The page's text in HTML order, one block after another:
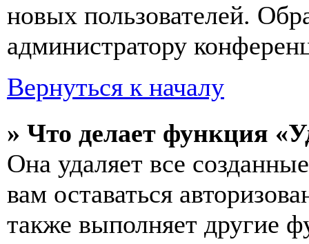
новых пользователей.
администратору
Вернуться к началу
» Что делает функция
Она удаляет все
вам оставаться
также выполняет другие